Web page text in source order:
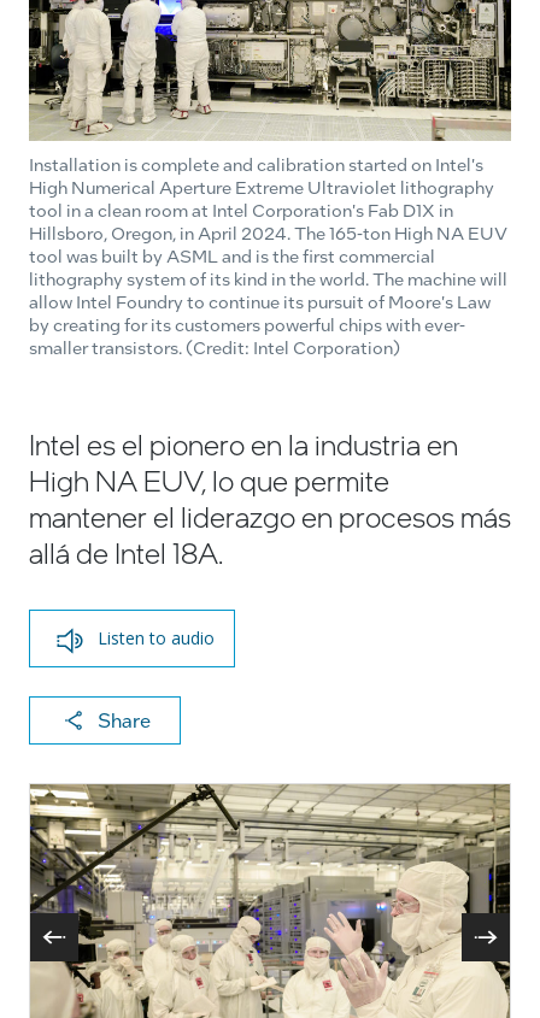
Installation is complete and calibration started on Intel's
High Numerical Aperture Extreme Ultraviolet lithography
tool in a clean room at Intel Corporation's Fab D1X in
Hillsboro, Oregon, in April 2024. The 165-ton High NA EUV
tool was built by ASML and is the first commercial
lithography system of its kind in the world. The machine will
allow Intel Foundry to continue its pursuit of Moore's Law
by creating for its customers powerful chips with ever-
smaller transistors. (Credit: Intel Corporation)
Intel es el pionero en la industria en
High NA EUV, lo que permite
mantener el liderazgo en procesos más
allá de Intel 18A.
Listen to audio
Share
X
a
c
e
b
o
o
k
k
e
dI
n
ai
l
p
y
Li
n
k